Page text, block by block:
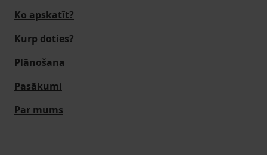
Ko apskatīt?
Kurp doties?
Plānošana
Pasākumi
Par mums